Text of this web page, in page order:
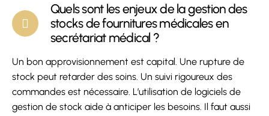
Quels sont les enjeux de la gestion des
stocks de fournitures médicales en
secrétariat médical ?
Un bon approvisionnement est capital. Une rupture de
stock peut retarder des soins. Un suivi rigoureux des
commandes est nécessaire. L’utilisation de logiciels de
gestion de stock aide à anticiper les besoins. Il faut aussi